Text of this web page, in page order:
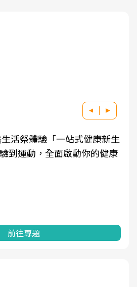
離
換季的身體變化」出發，透過醫
受的對話，建立對亞健康的認
的改善行動。
前往專題